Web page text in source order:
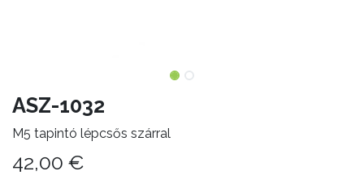
ASZ-1032
M5 tapintó lépcsős szárral
42,00 €